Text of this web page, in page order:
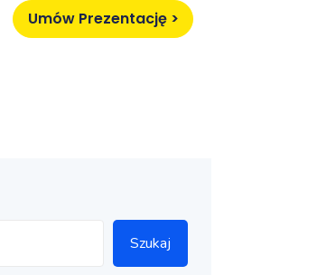
Umów Prezentację >
Szukaj